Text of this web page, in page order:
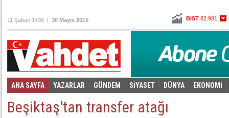
BIST 82.981
Altın101,736
Euro 2,9155
11 Şaban 1436 | 30 Mayıs 2015
ANA SAYFA YAZARLAR GÜNDEM SİYASET DÜNYA EKONOMİ
Foto Galeri Video Galeri
Beşiktaş'tan transfer atağı